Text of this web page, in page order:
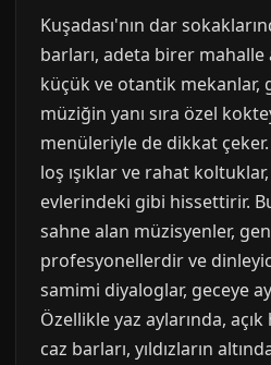
Kuşadası'nın dar
barları, adeta birer mahalle
küçük ve otantik mekanlar,
müziğin yanı sıra özel
menüleriyle de dikkat
loş ışıklar ve rahat
evlerindeki gibi hissettirir.
sahne alan müzisyenler,
profesyonellerdir ve
samimi diyaloglar, geceye
Özellikle yaz aylarında,
caz barları, yıldızların